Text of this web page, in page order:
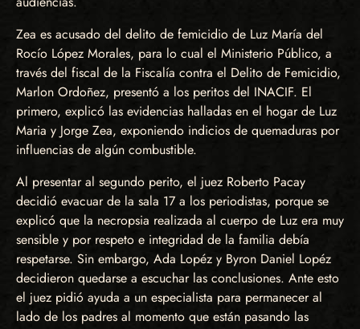
Zea es acusado del delito de femicidio de Luz María del
Rocío López Morales, para lo cual el Ministerio Público, a
través del fiscal de la Fiscalía contra el Delito de Femicidio,
Marlon Ordoñez, presentó a los peritos del INACIF. El
primero, explicó las evidencias halladas en el hogar de Luz
Maria y Jorge Zea, exponiendo indicios de quemaduras por
influencias de algún combustible.
Al presentar al segundo perito, el juez Roberto Pacay
decidió evacuar de la sala 17 a los periodistas, porque se
explicó que la necropsia realizada al cuerpo de Luz era muy
sensible y por respeto e integridad de la familia debía
respetarse. Sin embargo, Ada Lopéz y Byron Daniel Lopéz
decidieron quedarse a escuchar las conclusiones. Ante esto
el juez pidió ayuda a un especialista para permanecer al
lado de los padres al momento que están pasando las